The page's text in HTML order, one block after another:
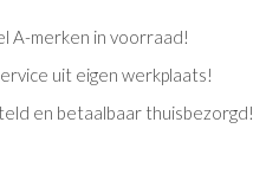
A-merken in voorraad!
uit eigen werkplaats!
en betaalbaar thuisbezorgd!